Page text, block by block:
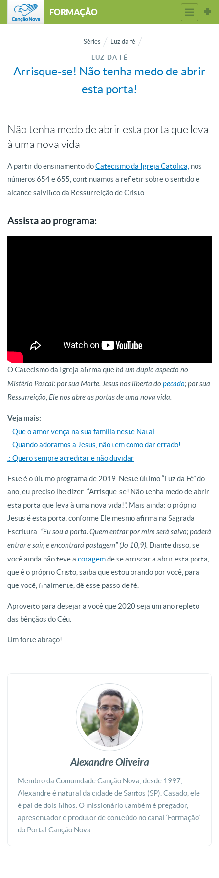
FORMAÇÃO
Séries Luz da fé
LUZ DA FÉ
Arrisque-se! Não tenha medo de abrir
esta porta!
Não tenha medo de abrir esta porta que leva
à uma nova vida
A partir do ensinamento doCatecismo da Igreja Católica, nos
números 654 e 655, continuamos a refletir sobre o sentido e
alcance salvífico da Ressurreição de Cristo.
Assista ao programa:
O Catecismo da Igreja afirma quehá um duplo aspecto no
Mistério Pascal: por sua Morte, Jesus nos liberta do pecado; por sua
Ressurreição, Ele nos abre as portas de uma nova vida.
Veja mais:
.: Que o amor vença na sua família neste Natal
.: Quando adoramos a Jesus, não tem como dar errado!
.: Quero sempre acreditar e não duvidar
Este é o último programa de 2019. Neste último “Luz da Fé” do
ano, eu preciso lhe dizer: “Arrisque-se! Não tenha medo de abrir
esta porta que leva à uma nova vida!”. Mais ainda: o próprio
Jesus é esta porta, conforme Ele mesmo afirma na Sagrada
Escritura: “Eu sou a porta. Quem entrar por mim será salvo; poderá
entrar e sair, e encontrará pastagem” (Jo 10,9). Diante disso, se
você ainda não teve a coragemde se arriscar a abrir esta porta,
que é o próprio Cristo, saiba que estou orando por você, para
que você, finalmente, dê esse passo de fé.
Aproveito para desejar a você que 2020 seja um ano repleto
das bênçãos do Céu.
Um forte abraço!
Alexandre Oliveira
Membro da Comunidade Canção Nova, desde 1997,
Alexandre é natural da cidade de Santos (SP). Casado, ele
é pai de dois filhos. O missionário também é pregador,
apresentador e produtor de conteúdo no canal ‘Formação’
do Portal Canção Nova.